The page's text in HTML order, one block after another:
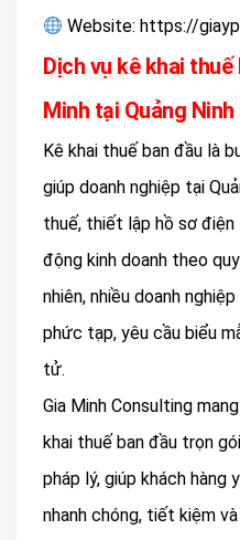
Website: https://
Dịch vụ kê khai
Minh tại Quảng Ninh
Kê khai thuế ban đầu là
giúp doanh nghiệp tại
thuế, thiết lập hồ sơ
động kinh doanh theo
nhiên, nhiều doanh
phức tạp, yêu cầu biểu
tử.
Gia Minh Consulting
khai thuế ban đầu trọn
pháp lý, giúp khách hàng
nhanh chóng, tiết kiệm